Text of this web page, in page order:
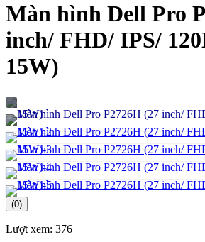
Màn hình Dell Pro
inch/ FHD/ IPS/
15W)
(0)
Lượt xem: 376